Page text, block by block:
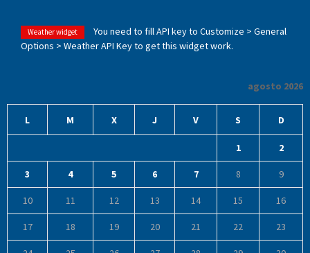
Weather widget
You need to fill API key to Customize > General
Options > Weather API Key to get this widget work.
agosto 2026
L M X J V S D
1 2
3 4 5 6 7 8 9
10 11 12 13 14 15 16
17 18 19 20 21 22 23